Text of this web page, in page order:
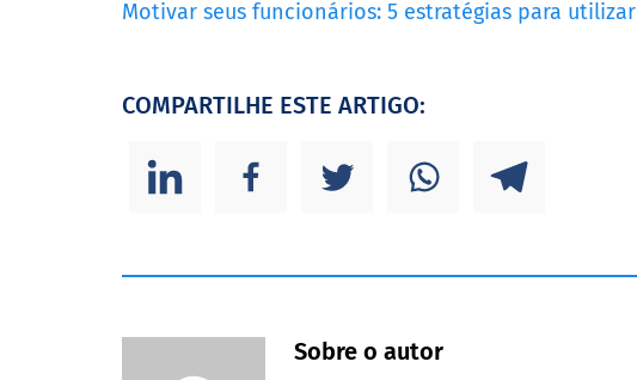
Motivar seus funcionários: 5 estratégias para utilizar
COMPARTILHE ESTE ARTIGO:
Sobre o autor